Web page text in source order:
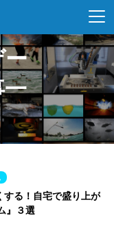
する！自宅で盛り上が
』３選